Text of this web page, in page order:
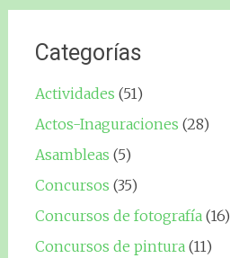
Categorías
Actividades (51)
Actos-Inaguraciones (28)
Asambleas (5)
Concursos (35)
Concursos de fotografía (16)
Concursos de pintura (11)